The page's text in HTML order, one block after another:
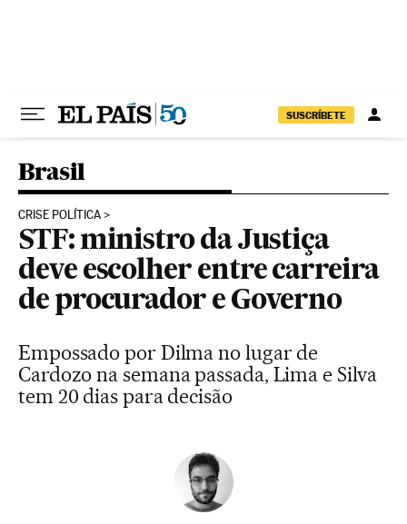
SUSCRÍBETE
Brasil
CRISE POLÍTICA
STF: ministro da Justiça
deve escolher entre carreira
de procurador e Governo
Empossado por Dilma no lugar de
Cardozo na semana passada, Lima e Silva
tem 20 dias para decisão